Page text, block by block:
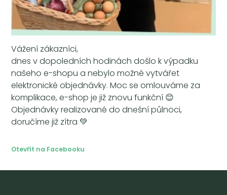
Vážení zákazníci,
dnes v dopoledních hodinách došlo k výpadku
našeho e-shopu a nebylo možné vytvářet
elektronické objednávky. Moc se omlouváme za
komplikace, e-shop je již znovu funkční 😊
Objednávky realizované do dnešní půlnoci,
doručíme již zítra 💚
Otevřít na Facebooku